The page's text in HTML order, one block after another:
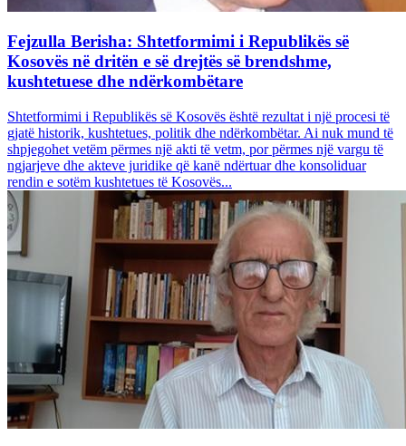
Fejzulla Berisha: Shtetformimi i Republikës së
Kosovës në dritën e së drejtës së brendshme,
kushtetuese dhe ndërkombëtare
Shtetformimi i Republikës së Kosovës është rezultat i një procesi të
gjatë historik, kushtetues, politik dhe ndërkombëtar. Ai nuk mund të
shpjegohet vetëm përmes një akti të vetm, por përmes një vargu të
ngjarjeve dhe akteve juridike që kanë ndërtuar dhe konsoliduar
rendin e sotëm kushtetues të Kosovës...